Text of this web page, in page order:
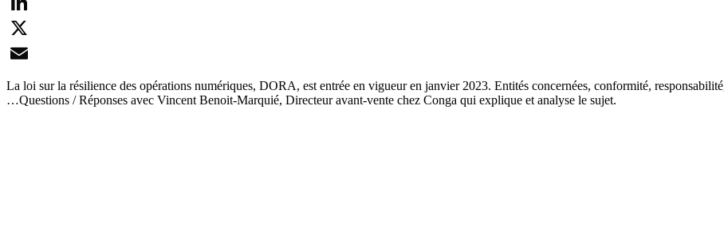
LinkedIn
X
Email
La loi sur la résilience des opérations numériques, DORA, est entrée en vigueur en janvier 2023. Entités concernées, conformité,
…Questions / Réponses avec Vincent Benoit-Marquié, Directeur avant-vente chez Conga qui explique et analyse le sujet.